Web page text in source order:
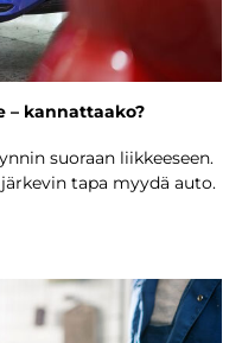
– kannattaako?
suoraan liikkeeseen.
tapa myydä auto.